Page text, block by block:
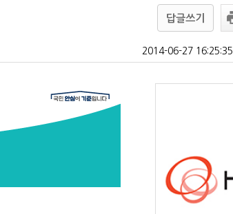
답글쓰기
2014-06-27 16:25:35